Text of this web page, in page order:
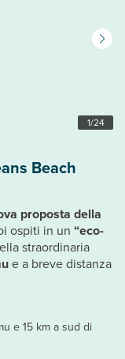
1/24
e 15 km a sud di
Beach
proposta della
ospiti in un “eco-
straordinaria
e a breve distanza